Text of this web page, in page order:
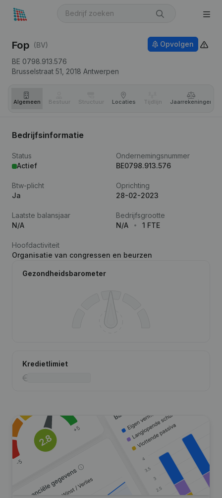
Fop (BV)
BE 0798.913.576
Brusselstraat 51, 2018 Antwerpen
Opvolgen
Algemeen Bestuur Structuur Locaties Tijdlijn Jaar­rekeningen
Bedrijfsinformatie
Status
Actief
Ondernemingsnummer
BE0798.913.576
Btw-plicht
Ja
Oprichting
28-02-2023
Laatste balansjaar
N/A
Bedrijfsgrootte
N/A
1 FTE
Hoofdactiviteit
Organisatie van congressen en beurzen
Gezondheidsbarometer
Kredietlimiet